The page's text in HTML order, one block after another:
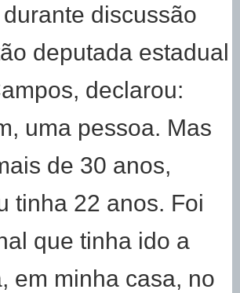
discussão
deputada estadual
declarou:
uma pessoa. Mas
de 30 anos,
tinha 22 anos. Foi
que tinha ido a
em minha casa, no